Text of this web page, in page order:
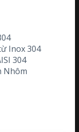
Inox 304
304
Nhôm